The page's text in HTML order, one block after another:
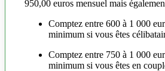
950,00 euros mensuel mais
Comptez entre 600 à 1 000
minimum si vous êtes
Comptez entre 750 à 1 000
minimum si vous êtes en